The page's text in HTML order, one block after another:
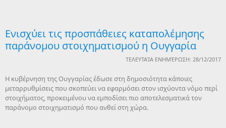
Ενισχύει τις προσπάθειες καταπολέμησης
παράνομου στοιχηματισμού η Ουγγαρία
ΤΕΛΕΥΤΑΊΑ ΕΝΗΜΈΡΩΣΗ: 28/12/2017
Η κυβέρνηση της Ουγγαρίας έδωσε στη δημοσιότητα κάποιες
μεταρρυθμίσεις που σκοπεύει να εφαρμόσει στον ισχύοντα νόμο περί
στοιχήματος, προκειμένου να εμποδίσει πιο αποτελεσματικά τον
παράνομο στοιχηματισμό που ανθεί στη χώρα.